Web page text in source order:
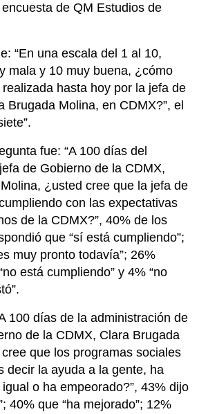
de QM Estudios de
“En una escala del 1 al 10,
mala y 10 muy buena, ¿cómo
hasta hoy por la jefa de
Brugada Molina, en CDMX?”, el
fue: “A 100 días del
de Gobierno de la CDMX,
¿usted cree que la jefa de
con las expectativas
de la CDMX?”, 40% de los
que “sí está cumpliendo”;
muy pronto todavía”; 26%
está cumpliendo” y 4% “no
100 días de la administración de
de la CDMX, Clara Brugada
que los programas sociales
decir la ayuda a la gente, ha
o ha empeorado?”, 43% dijo
40% que “ha mejorado”; 12%